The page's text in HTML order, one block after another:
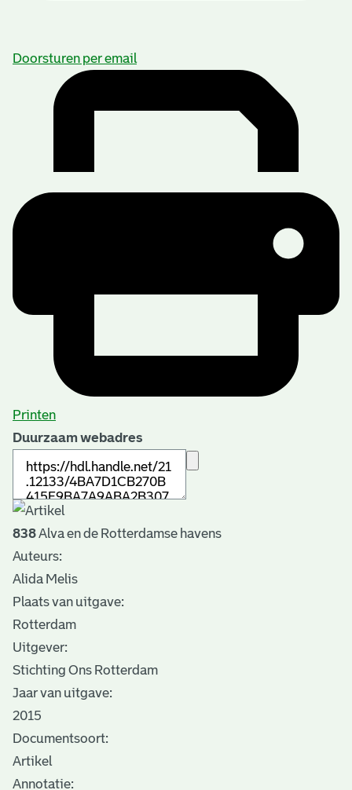
Doorsturen per email
Printen
Duurzaam webadres
838Alva en de Rotterdamse havens
Auteurs:
Alida Melis
Plaats van uitgave:
Rotterdam
Uitgever:
Stichting Ons Rotterdam
Jaar van uitgave:
2015
Documentsoort:
Artikel
Annotatie: